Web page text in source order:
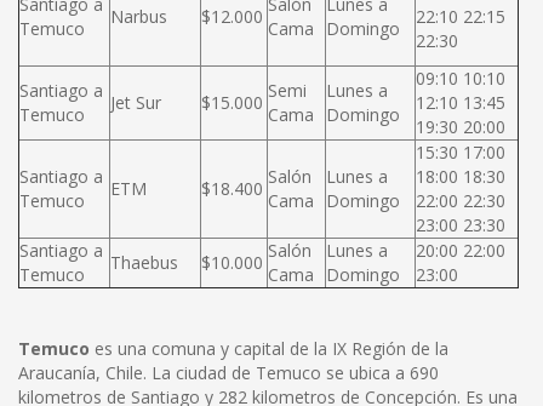
Temuco
Narbus $12.000
Cama
Domingo
22:10 22:15
22:30
Santiago a
Temuco
Jet Sur $15.000
Semi
Cama
Lunes a
Domingo
09:10 10:10
12:10 13:45
19:30 20:00
Santiago a
Temuco
ETM $18.400
Salón
Cama
Lunes a
Domingo
15:30 17:00
18:00 18:30
22:00 22:30
23:00 23:30
Santiago a
Temuco
Thaebus $10.000
Salón
Cama
Lunes a
Domingo
20:00 22:00
23:00
Temuco es una comuna y capital de la IX Región de la
Araucanía, Chile. La ciudad de Temuco se ubica a 690
kilometros de Santiago y 282 kilometros de Concepción. Es una